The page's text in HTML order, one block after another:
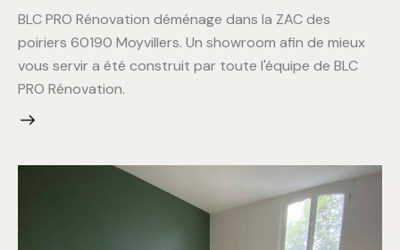
BLC PRO Rénovation déménage dans la ZAC des
poiriers 60190 Moyvillers. Un showroom afin de mieux
vous servir a été construit par toute l'équipe de BLC
PRO Rénovation.